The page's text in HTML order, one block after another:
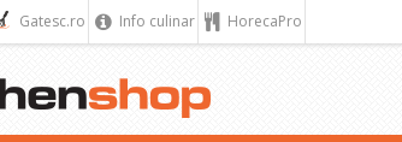
Gatesc.ro Info culinar HorecaPro